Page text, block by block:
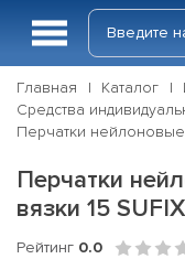
Главная Каталог
Средства
Перчатки
Перчатки
вязки 15 SUFIX
Рейтинг 0.0